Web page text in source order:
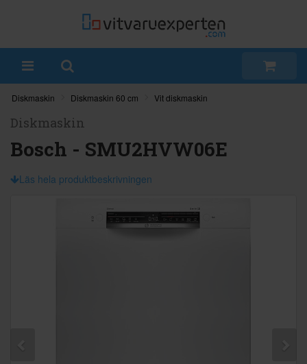
Diskmaskin Diskmaskin 60 cm Vit diskmaskin
Diskmaskin
Bosch - SMU2HVW06E
Läs hela produktbeskrivningen